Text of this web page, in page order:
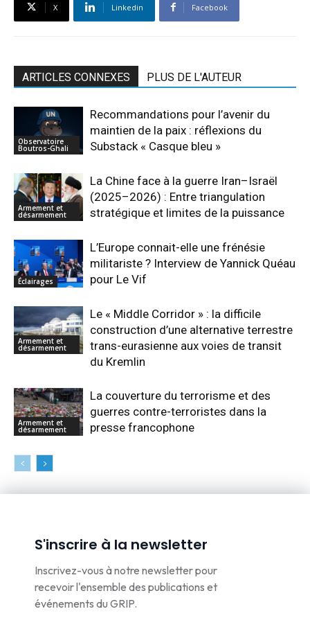
X Linkedin Facebook
ARTICLES CONNEXES PLUS DE L'AUTEUR
Observatoire
Boutros-Ghali
Recommandations pour l’avenir du
maintien de la paix : réflexions du
Substack « Casque bleu »
Armement et
désarmement
La Chine face à la guerre Iran–Israël
(2025–2026) : Entre triangulation
stratégique et limites de la puissance
Éclairages
L’Europe connait-elle une frénésie
militariste ? Interview de Yannick Quéau
pour Le Vif
Armement et
désarmement
Le « Middle Corridor » : la difficile
construction d’une alternative terrestre
trans-eurasienne aux voies de transit
du Kremlin
Armement et
désarmement
La couverture du terrorisme et des
guerres contre-terroristes dans la
presse francophone
S'inscrire à la newsletter
Inscrivez-vous à notre newsletter pour
recevoir l'ensemble des publications et
événements du GRIP.